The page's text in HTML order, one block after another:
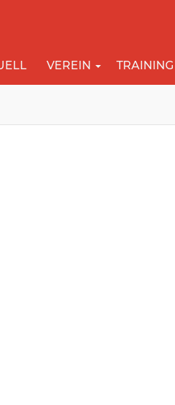
VEREIN TRAINING